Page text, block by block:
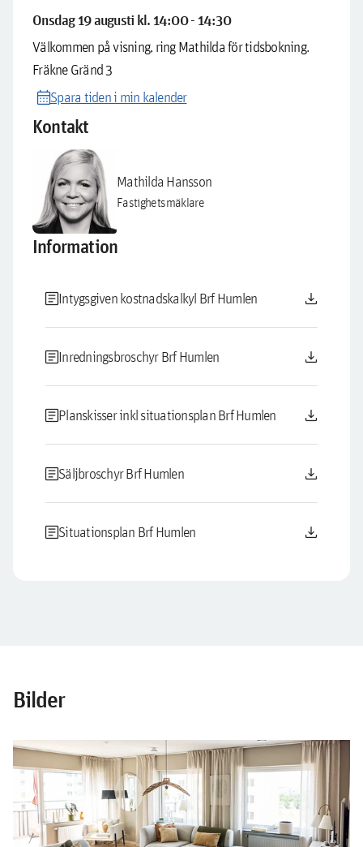
Onsdag 19 augusti kl. 14:00 - 14:30
Välkommen på visning, ring Mathilda för tidsbokning.
Fräkne Gränd 3
calendar_monthSpara tiden i min kalender
Kontakt
Mathilda Hansson
Fastighetsmäklare
Information
articleIntygsgiven kostnadskalkyl Brf Humlen download
articleInredningsbroschyr Brf Humlen download
articlePlanskisser inkl situationsplan Brf Humlen download
articleSäljbroschyr Brf Humlen download
articleSituationsplan Brf Humlen download
Bilder